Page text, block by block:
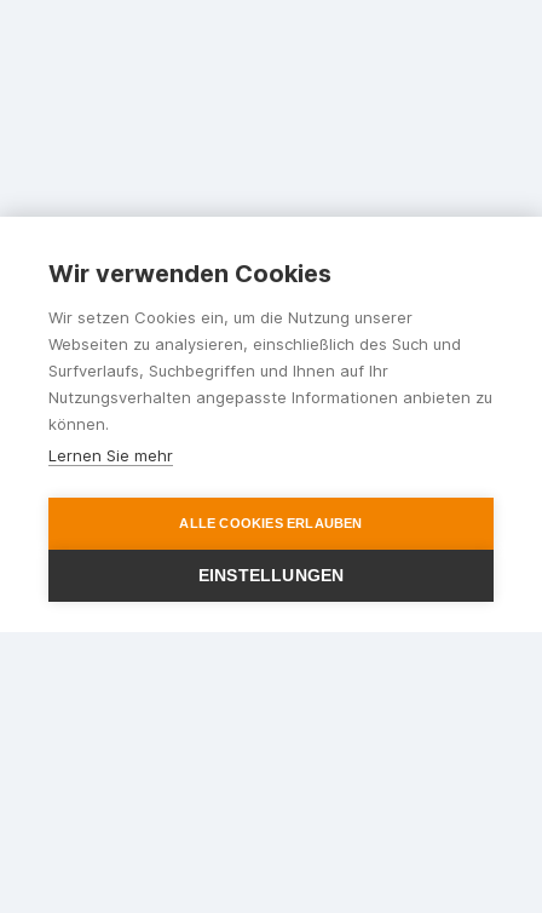
Wir verwenden Cookies
Wir setzen Cookies ein, um die Nutzung unserer
Webseiten zu analysieren, einschließlich des Such und
Surfverlaufs, Suchbegriffen und Ihnen auf Ihr
Nutzungsverhalten angepasste Informationen anbieten zu
können.
Lernen Sie mehr
ALLE COOKIES ERLAUBEN
EINSTELLUNGEN